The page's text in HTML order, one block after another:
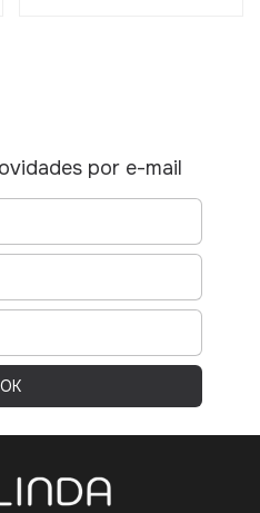
por e-mail